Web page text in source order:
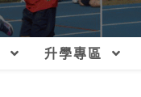
升學專區